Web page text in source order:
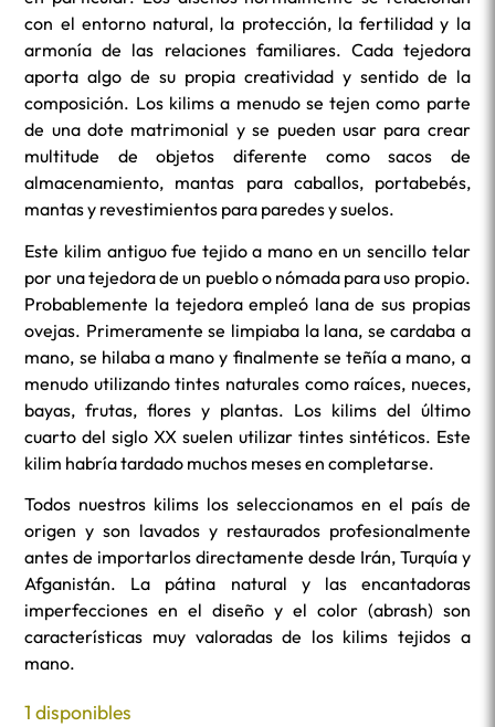
con el entorno natural, la protección, la fertilidad y la
armonía de las relaciones familiares. Cada tejedora
aporta algo de su propia creatividad y sentido de la
composición. Los kilims a menudo se tejen como parte
de una dote matrimonial y se pueden usar para crear
multitude de objetos diferente como sacos de
almacenamiento, mantas para caballos, portabebés,
mantas y revestimientos para paredes y suelos.
Este kilim antiguo fue tejido a mano en un sencillo telar
por una tejedora de un pueblo o nómada para uso propio.
Probablemente la tejedora empleó lana de sus propias
ovejas. Primeramente se limpiaba la lana, se cardaba a
mano, se hilaba a mano y finalmente se teñía a mano, a
menudo utilizando tintes naturales como raíces, nueces,
bayas, frutas, flores y plantas. Los kilims del último
cuarto del siglo XX suelen utilizar tintes sintéticos. Este
kilim habría tardado muchos meses en completarse.
Todos nuestros kilims los seleccionamos en el país de
origen y son lavados y restaurados profesionalmente
antes de importarlos directamente desde Irán, Turquía y
Afganistán. La pátina natural y las encantadoras
imperfecciones en el diseño y el color (abrash) son
características muy valoradas de los kilims tejidos a
mano.
1 disponibles